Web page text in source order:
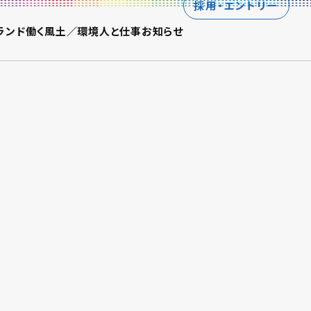
ンド働く風土／環境人と仕事お知らせ
採用・エントリー